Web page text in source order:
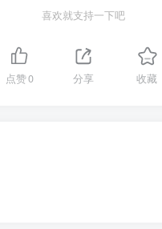
喜欢就支持一下吧
点赞0 分享 收藏